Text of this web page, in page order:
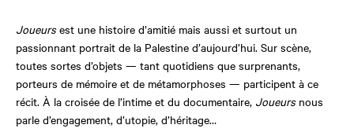
Joueursest une histoire d’amitié mais aussi et surtout un
passionnant portrait de la Palestine d’aujourd’hui. Sur scène,
toutes sortes d’objets — tant quotidiens que surprenants,
porteurs de mémoire et de métamorphoses — participent à ce
récit. À la croisée de l’intime et du documentaire, Joueurs nous
parle d’engagement, d’utopie, d’héritage…